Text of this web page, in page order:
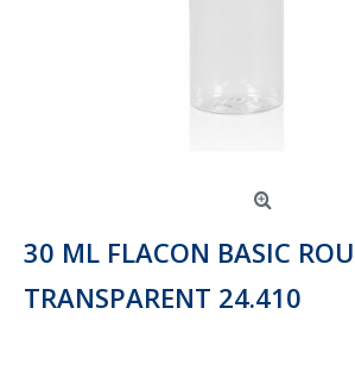
30 ML FLACON BASIC
TRANSPARENT 24.410